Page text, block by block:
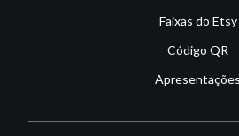
Faixas do Etsy
Código QR
Apresentações